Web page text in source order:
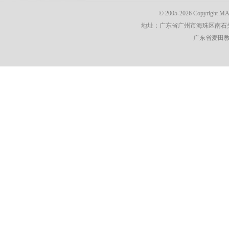
© 2005-2026 Copyright
地址：广东省广州市海珠区南石
广东省麦田